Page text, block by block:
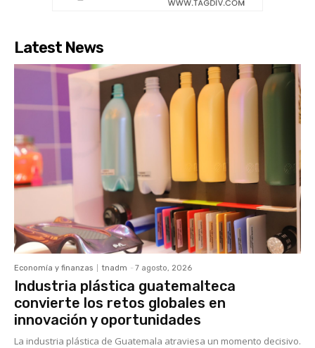
Latest News
Economía y finanzas tnadm - 7 agosto, 2026
Industria plástica guatemalteca
convierte los retos globales en
innovación y oportunidades
La industria plástica de Guatemala atraviesa un momento decisivo.